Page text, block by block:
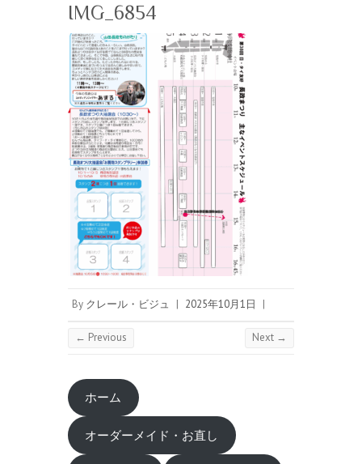
IMG_6854
By クレール・ビジュ | 2025年10月1日 |
← Previous Next →
ホーム
オーダーメイド・お直し